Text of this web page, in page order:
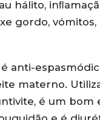
hálito,
gordo,
anti-
materno.
é um